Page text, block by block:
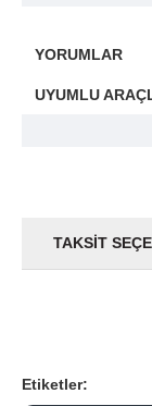
YORUMLAR
UYUMLU
TAKSIT
Etiketler: